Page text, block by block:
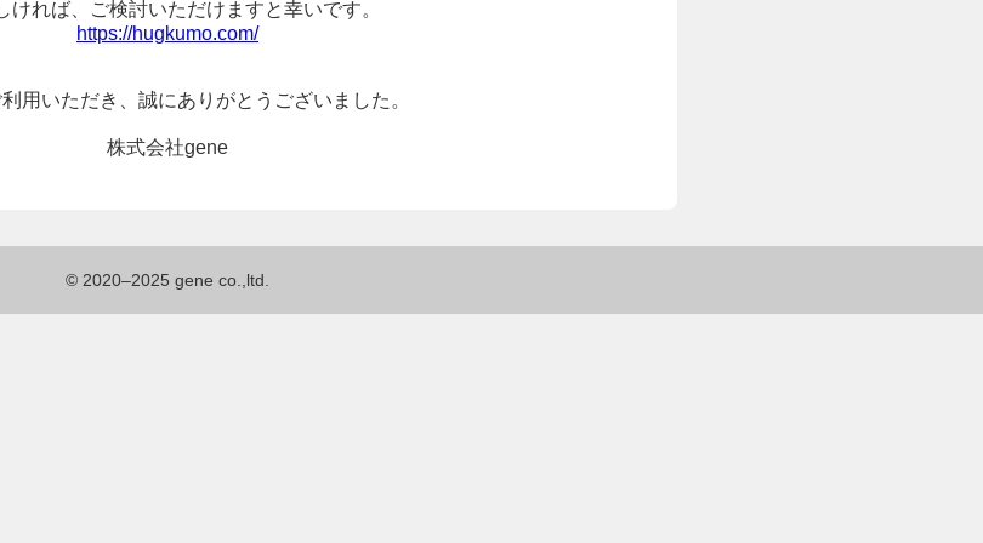
ければ、
ご検討いただけますと幸いです。
https://hugkumo.com/
用いただき、 誠にありがとうございました。
株式会社gene
© 2020–2025 gene co.,ltd.